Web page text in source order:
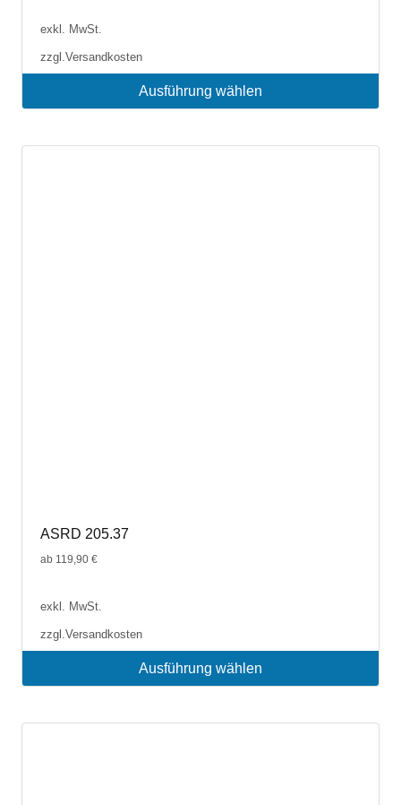
exkl. MwSt.
zzgl.Versandkosten
Ausführung wählen
ASRD 205.37
ab 119,90 €
exkl. MwSt.
zzgl.Versandkosten
Ausführung wählen